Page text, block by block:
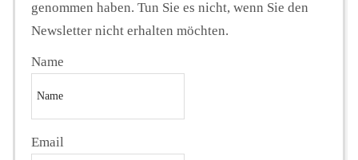
genommen haben. Tun Sie es nicht, wenn Sie den
Newsletter nicht erhalten möchten.
Name
Email